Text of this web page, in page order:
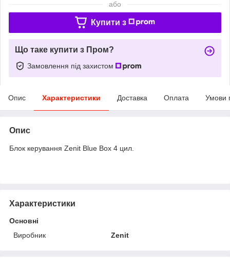
або
Купити з
Що таке купити з Пром?
Замовлення під захистом
Опис Характеристики Доставка Оплата Умови
Опис
Блок керування Zenit Blue Box 4 цил.
Характеристики
Основні
Виробник
Zenit